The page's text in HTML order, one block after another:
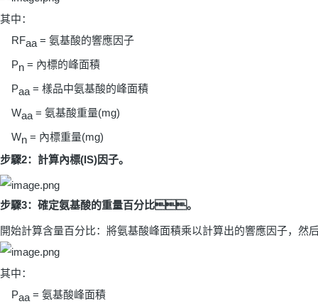
其中：
RFaa = 氨基酸的響應因子
Pn = 內標的峰面積
Paa = 樣品中氨基酸的峰面積
Waa = 氨基酸重量(mg)
Wn = 內標重量(mg)
步驟2：計算內標(IS)因子。
步驟3：確定氨基酸的重量百分比。
開始計算含量百分比：將氨基酸峰面積乘以計算出的響應因子，
其中：
Paa = 氨基酸峰面積